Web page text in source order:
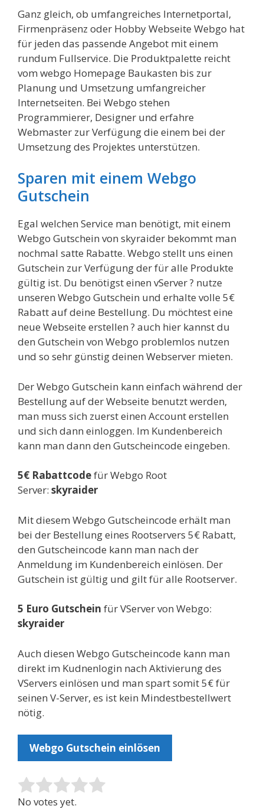
Ganz gleich, ob umfangreiches Internetportal,
Firmenpräsenz oder Hobby Webseite Webgo hat
für jeden das passende Angebot mit einem
rundum Fullservice. Die Produktpalette reicht
vom webgo Homepage Baukasten bis zur
Planung und Umsetzung umfangreicher
Internetseiten. Bei Webgo stehen
Programmierer, Designer und erfahre
Webmaster zur Verfügung die einem bei der
Umsetzung des Projektes unterstützen.
Sparen mit einem Webgo
Gutschein
Egal welchen Service man benötigt, mit einem
Webgo Gutschein von skyraider bekommt man
nochmal satte Rabatte. Webgo stellt uns einen
Gutschein zur Verfügung der für alle Produkte
gültig ist. Du benötigst einen vServer ? nutze
unseren Webgo Gutschein und erhalte volle 5€
Rabatt auf deine Bestellung. Du möchtest eine
neue Webseite erstellen ? auch hier kannst du
den Gutschein von Webgo problemlos nutzen
und so sehr günstig deinen Webserver mieten.
Der Webgo Gutschein kann einfach während der
Bestellung auf der Webseite benutzt werden,
man muss sich zuerst einen Account erstellen
und sich dann einloggen. Im Kundenbereich
kann man dann den Gutscheincode eingeben.
5€ Rabattcodefür Webgo Root
Server: skyraider
Mit diesem Webgo Gutscheincode erhält man
bei der Bestellung eines Rootservers 5€ Rabatt,
den Gutscheincode kann man nach der
Anmeldung im Kundenbereich einlösen. Der
Gutschein ist gültig und gilt für alle Rootserver.
5 Euro Gutschein für VServer von Webgo:
skyraider
Auch diesen Webgo Gutscheincode kann man
direkt im Kudnenlogin nach Aktivierung des
VServers einlösen und man spart somit 5€ für
seinen V-Server, es ist kein Mindestbestellwert
nötig.
Webgo Gutschein einlösen
Rate this item:
No votes yet.